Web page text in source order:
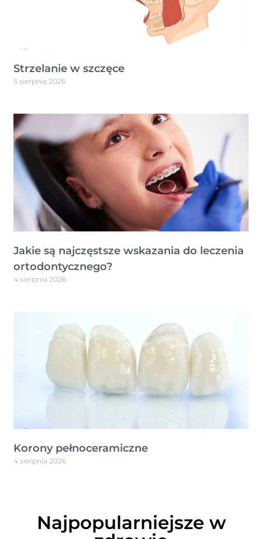
Strzelanie w szczęce
5 sierpnia 2026
Jakie są najczęstsze wskazania do leczenia
ortodontycznego?
4 sierpnia 2026
Korony pełnoceramiczne
4 sierpnia 2026
Najpopularniejsze w